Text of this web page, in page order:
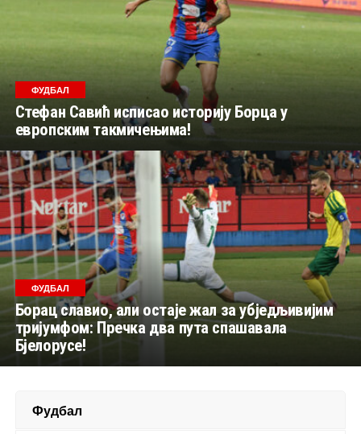
ФУДБАЛ
Стефан Савић исписао историју Борца у
европским такмичењима!
ФУДБАЛ
Борац славио, али остаје жал за убједљивијим
тријумфом: Пречка два пута спашавала
Бјелорусе!
Фудбал